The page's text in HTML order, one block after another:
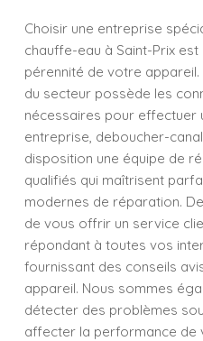
Choisir une entreprise
chauffe-eau à Saint-Prix
pérennité de votre
du secteur possède les
nécessaires pour effectuer
entreprise, deboucher-
disposition une équipe de
qualifiés qui maîtrisent
modernes de réparation.
de vous offrir un service
répondant à toutes vos
fournissant des conseils
appareil. Nous sommes
détecter des problèmes
affecter la performance de